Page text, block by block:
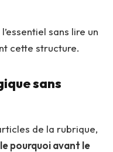
sans lire un
cette structure.
sans
de la rubrique,
pourquoi avant le